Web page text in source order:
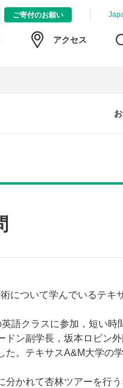
ご寄付のお願い
アクセス
について学んでいるテキ
語クラスに参加，短い時
ドン副学長，坂本ロビン
た。テキサスA&M大学の
分かれて杏林ツアーを行